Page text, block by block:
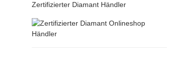
Zertifizierter Diamant Händler